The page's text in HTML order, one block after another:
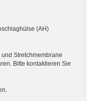
(AH)
Stretchmembrane
Bitte kontaktieren Sie